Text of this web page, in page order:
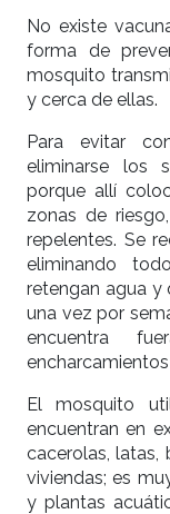
No existe
forma de
mosquito
y cerca de ellas.
Para evitar
eliminarse los
porque allí
zonas de
repelentes. Se
eliminando
retengan agua y
una vez por
encuentra
El mosquito
encuentran en
cacerolas, latas,
viviendas; es
y plantas